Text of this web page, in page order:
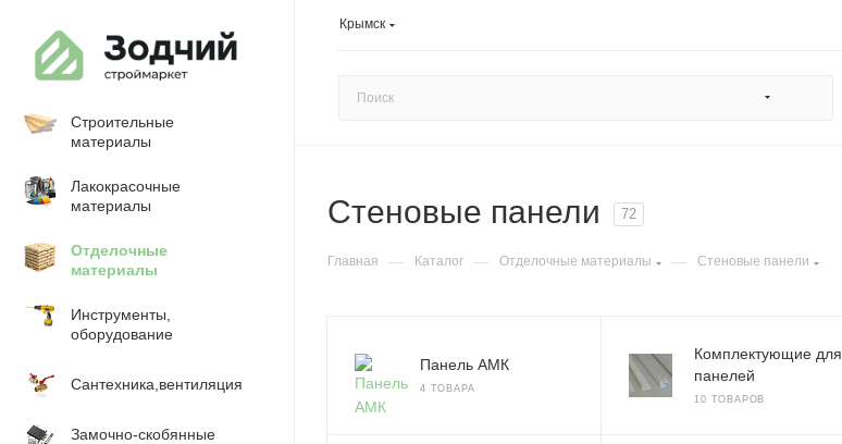
Крымск
Строительные
материалы
Лакокрасочные
материалы
Отделочные
материалы
Инструменты,
оборудование
Сантехника,вентиляция
Замочно-скобянные
Стеновые панели 72
Главная — Каталог — Отделочные материалы — Стеновые панели
Панель АМК
4 ТОВАРА
Комплектующие для
панелей
10 ТОВАРОВ